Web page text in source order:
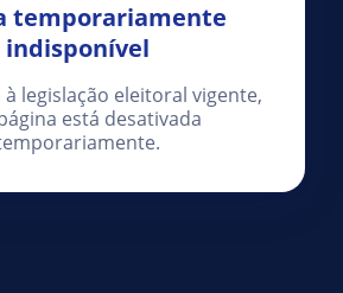
temporariamente
indisponível
legislação eleitoral vigente,
está desativada